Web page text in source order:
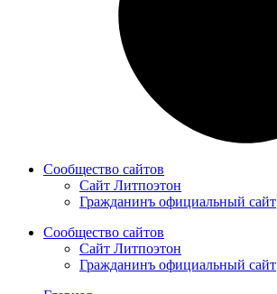
Сообщество сайтов
Сайт Литпоэтон
Гражданинъ официальный сайт
Сообщество сайтов
Сайт Литпоэтон
Гражданинъ официальный сайт